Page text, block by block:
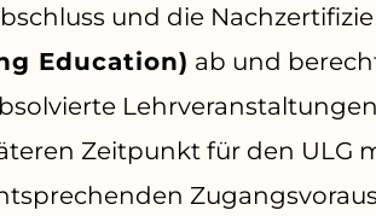
und die
Education) ab und
Zeitpunkt für den ULG